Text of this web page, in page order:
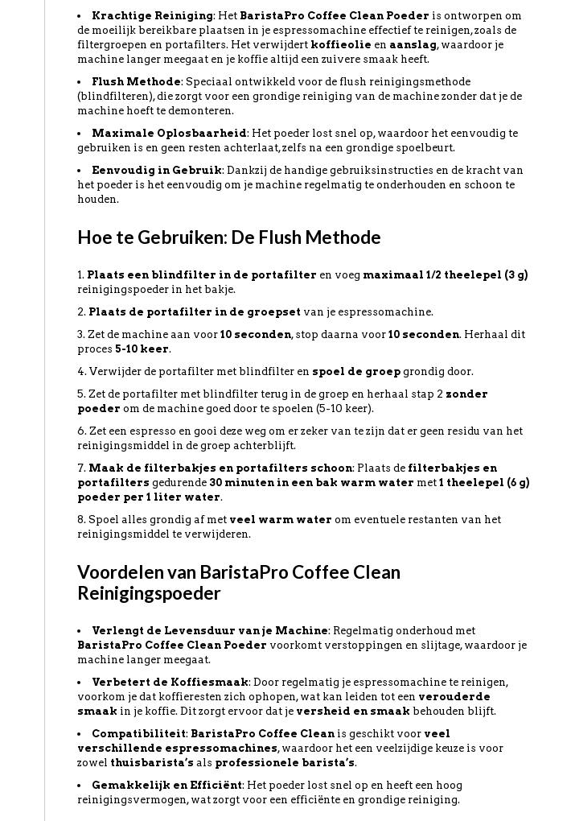
Krachtige Reiniging: Het BaristaPro Coffee Clean Poeder is ontworpen om
de moeilijk bereikbare plaatsen in je espressomachine effectief te reinigen, zoals de
filtergroepen en portafilters. Het verwijdert koffieolie en aanslag, waardoor je
machine langer meegaat en je koffie altijd een zuivere smaak heeft.
Flush Methode: Speciaal ontwikkeld voor de flush reinigingsmethode
(blindfilteren), die zorgt voor een grondige reiniging van de machine zonder dat je de
machine hoeft te demonteren.
Maximale Oplosbaarheid: Het poeder lost snel op, waardoor het eenvoudig te
gebruiken is en geen resten achterlaat, zelfs na een grondige spoelbeurt.
Eenvoudig in Gebruik: Dankzij de handige gebruiksinstructies en de kracht van
het poeder is het eenvoudig om je machine regelmatig te onderhouden en schoon te
houden.
Hoe te Gebruiken: De Flush Methode
Plaats een blindfilter in de portafilter en voeg maximaal 1/2 theelepel (3 g)
reinigingspoeder in het bakje.
Plaats de portafilter in de groepset van je espressomachine.
Zet de machine aan voor10 seconden, stop daarna voor10 seconden. Herhaal dit
proces 5-10 keer.
Verwijder de portafilter met blindfilter en spoel de groep grondig door.
Zet de portafilter met blindfilter terug in de groep en herhaal stap 2 zonder
poeder om de machine goed door te spoelen (5-10 keer).
Zet een espresso en gooi deze weg om er zeker van te zijn dat er geen residu van het
reinigingsmiddel in de groep achterblijft.
Maak de filterbakjes en portafilters schoon: Plaats de filterbakjes en
portafilters gedurende 30 minuten in een bak warm water met1 theelepel (6 g)
poeder per 1 liter water.
Spoel alles grondig af met veel warm water om eventuele restanten van het
reinigingsmiddel te verwijderen.
Voordelen van BaristaPro Coffee Clean
Reinigingspoeder
Verlengt de Levensduur van je Machine: Regelmatig onderhoud met
BaristaPro Coffee Clean Poeder voorkomt verstoppingen en slijtage, waardoor je
machine langer meegaat.
Verbetert de Koffiesmaak: Door regelmatig je espressomachine te reinigen,
voorkom je dat koffieresten zich ophopen, wat kan leiden tot een verouderde
smaak in je koffie. Dit zorgt ervoor dat je versheid en smaak behouden blijft.
Compatibiliteit: BaristaPro Coffee Clean is geschikt voor veel
verschillende espressomachines, waardoor het een veelzijdige keuze is voor
zowel thuisbarista’s als professionele barista’s.
Gemakkelijk en Efficiënt: Het poeder lost snel op en heeft een hoog
reinigingsvermogen, wat zorgt voor een efficiënte en grondige reiniging.